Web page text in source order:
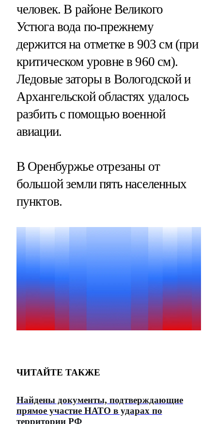
человек. В районе Великого
Устюга вода по-прежнему
держится на отметке в 903 см (при
критическом уровне в 960 см).
Ледовые заторы в Вологодской и
Архангельской областях удалось
разбить с помощью военной
авиации.
В Оренбуржье отрезаны от
большой земли пять населенных
пунктов.
ЧИТАЙТЕ ТАКЖЕ
Найдены документы, подтверждающие
прямое участие НАТО в ударах по
территории РФ